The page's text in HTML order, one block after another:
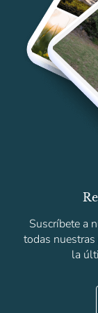
Suscríbete a
todas
la